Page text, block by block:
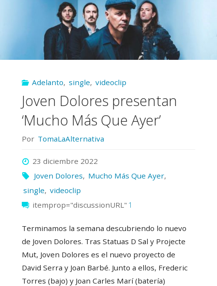
álbum
con
más»"
Adelanto, single, videoclip
Joven Dolores presentan
‘Mucho Más Que Ayer’
Por TomaLaAlternativa
23 diciembre 2022
Joven Dolores, Mucho Más Que Ayer,
single, videoclip
itemprop="discussionURL" 1
Terminamos la semana descubriendo lo nuevo
de Joven Dolores. Tras Statuas D Sal y Projecte
Mut, Joven Dolores es el nuevo proyecto de
David Serra y Joan Barbé. Junto a ellos, Frederic
Torres (bajo) y Joan Carles Marí (batería)